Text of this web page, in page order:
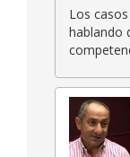
Los
hablando